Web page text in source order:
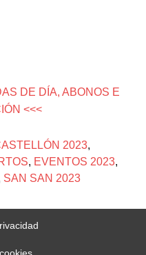
DE DÍA, ABONOS E
<<<
2023,
, EVENTOS 2023,
SAN SAN 2023